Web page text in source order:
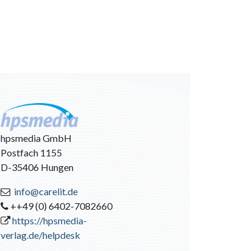
hpsmedia GmbH
Postfach 1155
D-35406 Hungen
info@carelit.de
++49 (0) 6402-7082660
https://hpsmedia-
verlag.de/helpdesk